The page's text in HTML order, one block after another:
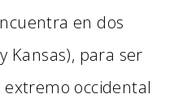
en dos
Kansas), para ser
occidental